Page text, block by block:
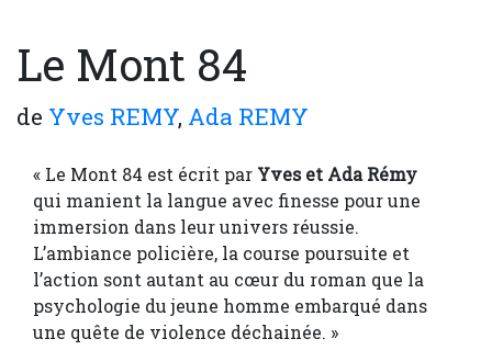
Le Mont 84
de Yves REMY, Ada REMY
« Le Mont 84 est écrit par Yves et Ada Rémy
qui manient la langue avec finesse pour une
immersion dans leur univers réussie.
L’ambiance policière, la course poursuite et
l’action sont autant au cœur du roman que la
psychologie du jeune homme embarqué dans
une quête de violence déchainée. »